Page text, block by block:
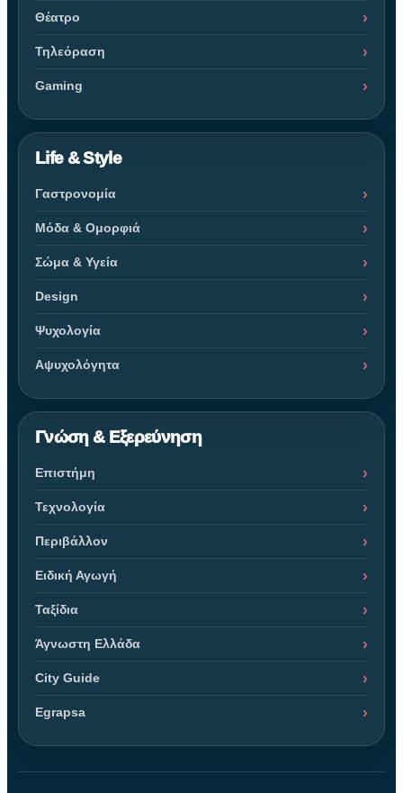
Θέατρο
Τηλεόραση
Gaming
Life & Style
Γαστρονομία
Μόδα & Ομορφιά
Σώμα & Υγεία
Design
Ψυχολογία
Αψυχολόγητα
Γνώση & Εξερεύνηση
Επιστήμη
Τεχνολογία
Περιβάλλον
Ειδική Αγωγή
Ταξίδια
Άγνωστη Ελλάδα
City Guide
Egrapsa